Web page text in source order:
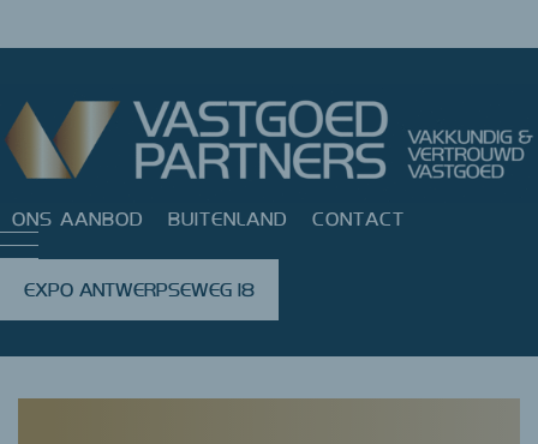
ONS AANBOD BUITENLAND CONTACT
EXPO ANTWERPSEWEG 18